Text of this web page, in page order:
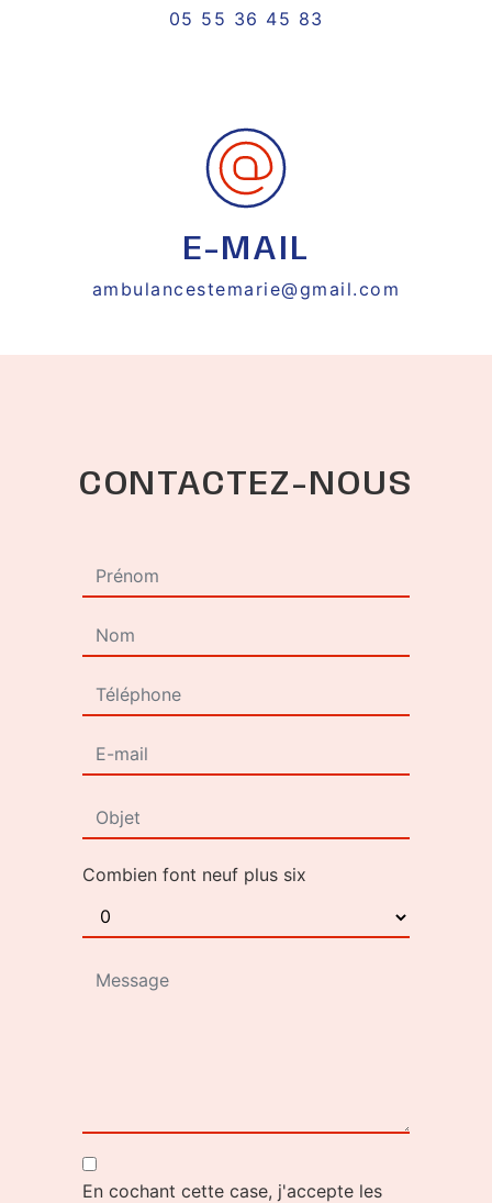
05 55 36 45 83
E-MAIL
ambulancestemarie@gmail.com
CONTACTEZ-NOUS
Combien font neuf plus six
En cochant cette case, j'accepte les